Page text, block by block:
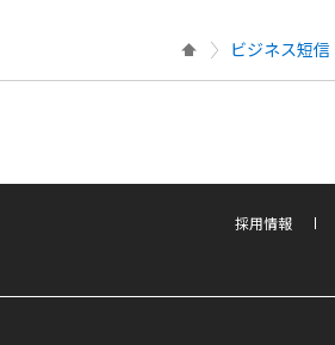
ビジネス短信
採用情報